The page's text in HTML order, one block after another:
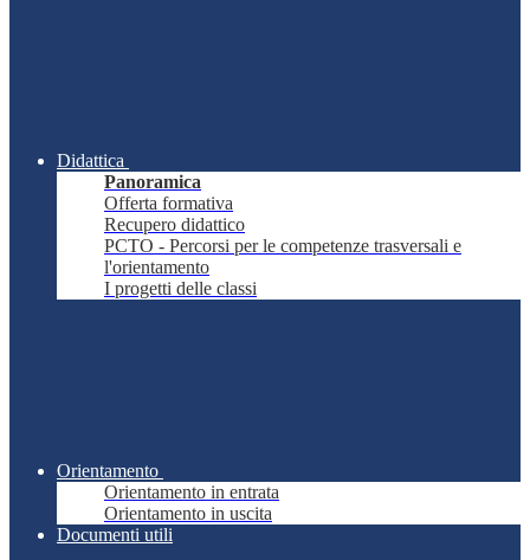
Didattica
Panoramica
Offerta formativa
Recupero didattico
PCTO - Percorsi per le competenze trasversali e
l'orientamento
I progetti delle classi
Orientamento
Orientamento in entrata
Orientamento in uscita
Documenti utili